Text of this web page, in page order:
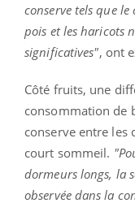
conserve tels que
pois et les haricots
significatives", ont
Côté fruits, une
consommation de
conserve entre les
court sommeil.
dormeurs longs, la
observée dans la